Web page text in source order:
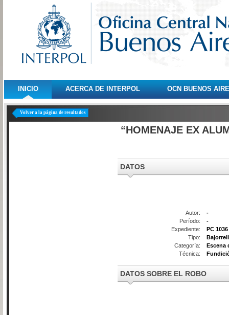
INICIO ACERCA DE INTERPOL OCN BUENOS
Volver a la página de resultados
“HOMENAJE EX
DATOS
Autor:
-
Período:
-
Expediente:
PC 1036
Tipo:
Categoría:
Escena
Técnica:
DATOS SOBRE EL ROBO